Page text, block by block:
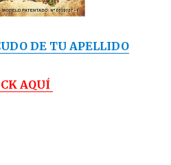
DE TU APELLIDO
AQUÍ